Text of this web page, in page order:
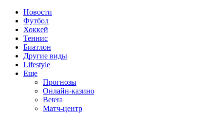
Новости
Футбол
Хоккей
Теннис
Биатлон
Другие виды
Lifestyle
Еще
Прогнозы
Онлайн-казино
Betera
Матч-центр